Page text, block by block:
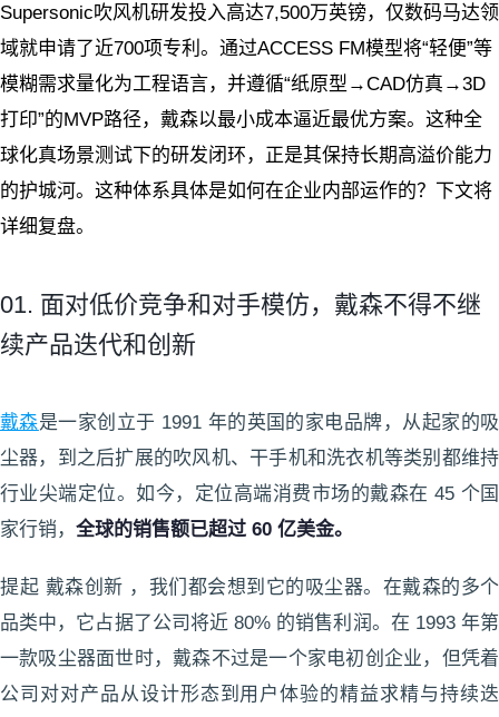
Supersonic吹风机研发投入高达7,500万英镑，仅数码马达领
域就申请了近700项专利。通过ACCESS FM模型将“轻便”等
模糊需求量化为工程语言，并遵循“纸原型→CAD仿真→3D
打印”的MVP路径，戴森以最小成本逼近最优方案。这种全
球化真场景测试下的研发闭环，正是其保持长期高溢价能力
的护城河。这种体系具体是如何在企业内部运作的？下文将
详细复盘。
01. 面对低价竞争和对手模仿，戴森不得不继
续产品迭代和创新
戴森是一家创立于 1991 年的英国的家电品牌，从起家的吸
尘器，到之后扩展的吹风机、干手机和洗衣机等类别都维持
行业尖端定位。如今，定位高端消费市场的戴森在 45 个国
家行销， 全球的销售额已超过 60 亿美金。
提起 戴森创新 ，我们都会想到它的吸尘器。在戴森的多个
品类中，它占据了公司将近 80% 的销售利润。在 1993 年第
一款吸尘器面世时，戴森不过是一个家电初创企业，但凭着
公司对对产品从设计形态到用户体验的精益求精与持续迭